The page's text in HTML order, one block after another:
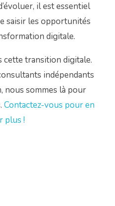
il est essentiel
saisir les opportunités
digitale.
cette transition digitale.
indépendants
nous sommes là pour
Contactez-vous pour en
plus !